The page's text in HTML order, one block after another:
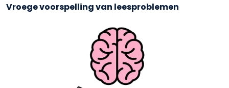
Vroege voorspelling van leesproblemen